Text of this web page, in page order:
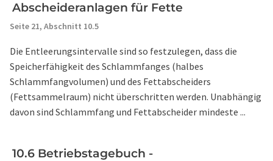
Abscheideranlagen für Fette
Seite 21, Abschnitt 10.5
Die Entleerungsintervalle sind so festzulegen, dass die
Speicherfähigkeit des Schlammfanges (halbes
Schlammfangvolumen) und des Fettabscheiders
(Fettsammelraum) nicht überschritten werden. Unabhängig
davon sind Schlammfang und Fettabscheider mindeste ...
10.6 Betriebstagebuch -